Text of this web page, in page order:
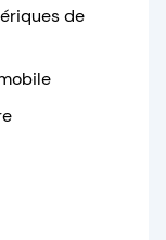
de